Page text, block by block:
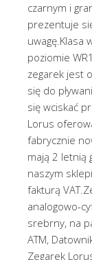
czarnym i
prezentuje
uwagę.Klasa
poziomie
zegarek jest
się do
się wciskać
Lorus
fabrycznie
mają 2 letnią
naszym
fakturą
analogowo-
srebrny, na
ATM,
Zegarek